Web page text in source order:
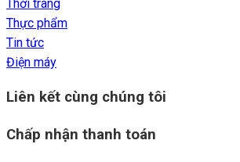
Thời trang
Thực phẩm
Tin tức
Điện máy
Liên kết cùng chúng tôi
Chấp nhận thanh toán